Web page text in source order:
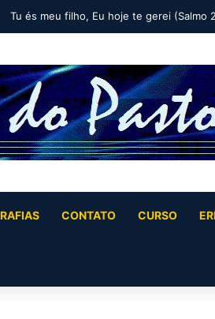
Tu és meu filho, Eu hoje te gerei (Salmo
CONTATO CURSO